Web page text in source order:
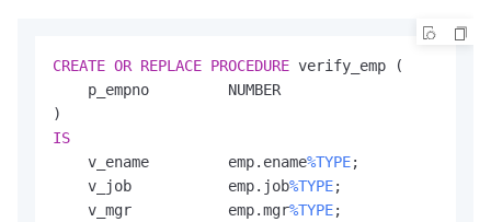
CREATE OR REPLACE PROCEDURE verify_emp (
    p_empno         NUMBER
IS
    v_ename         emp.ename
%TYPE;
    v_job           emp.job
%TYPE;
    v_mgr           emp.mgr
%TYPE;